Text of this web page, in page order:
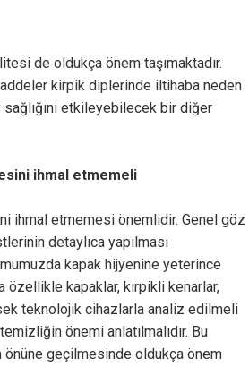
de oldukça önem taşımaktadır.
kirpik diplerinde iltihaba neden
etkileyebilecek bir diğer
ihmal etmemeli
ihmal etmemesi önemlidir. Genel göz
detaylıca yapılması
kapak hijyenine yeterince
özellikle kapaklar, kirpikli kenarlar,
teknolojik cihazlarla analiz edilmeli
önemi anlatılmalıdır. Bu
önüne geçilmesinde oldukça önem